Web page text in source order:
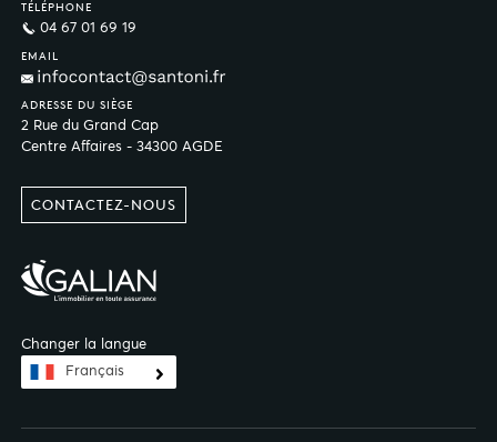
TÉLÉPHONE
04 67 01 69 19
EMAIL
ADRESSE DU SIÈGE
2 Rue du Grand Cap
Centre Affaires - 34300 AGDE
CONTACTEZ-NOUS
Changer la langue
Français